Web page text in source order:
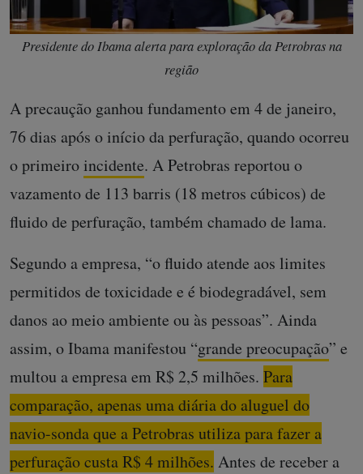
Presidente do Ibama alerta para exploração da Petrobras na
região
A precaução ganhou fundamento em 4 de janeiro,
76 dias após o início da perfuração, quando ocorreu
o primeiroincidente. A Petrobras reportou o
vazamento de 113 barris (18 metros cúbicos) de
fluido de perfuração, também chamado de lama.
Segundo a empresa, “o fluido atende aos limites
permitidos de toxicidade e é biodegradável, sem
danos ao meio ambiente ou às pessoas”. Ainda
assim, o Ibama manifestou “grande preocupação” e
multou a empresa em R$ 2,5 milhões. Para
comparação, apenas uma diária do aluguel do
navio-sonda que a Petrobras utiliza para fazer a
perfuração custa R$ 4 milhões. Antes de receber a